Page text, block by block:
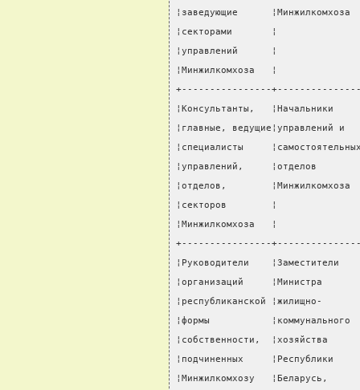
¦заведующие
¦секторами       ¦
¦управлений      ¦
¦Минжилкомхоза   ¦
+----------------
¦Консультанты,
¦главные,
¦специалисты
¦управлений,
¦отделов,
¦секторов        ¦
¦Минжилкомхоза   ¦
+----------------
¦Руководители
¦организаций
¦республиканской
¦формы
¦собственности,
¦подчиненных
¦Минжилкомхозу